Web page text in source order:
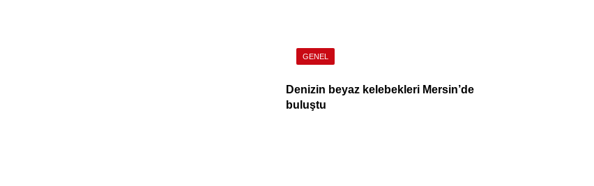
GENEL
Denizin beyaz kelebekleri Mersin’de
buluştu